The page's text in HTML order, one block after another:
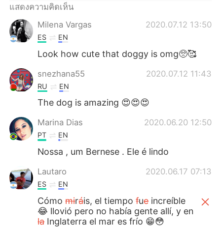
Português
แสดงความคิดเห็น
Milena Vargas
2020.07.12 13:50
ES EN
Look how cute that doggy is omg🥺🥰
snezhana55 2020.07.12 11:43
RU EN
The dog is amazing 😍😍😍
Marina Dias 2020.06.20 12:50
PT EN
Nossa , um Bernese . Ele é lindo
Lautaro 2020.06.17 07:13
ES EN
Cómomiráis, el tiempofueincreíble
😂 llovió pero no había gente allí, y en
laInglaterra el mar es frío 😁😳